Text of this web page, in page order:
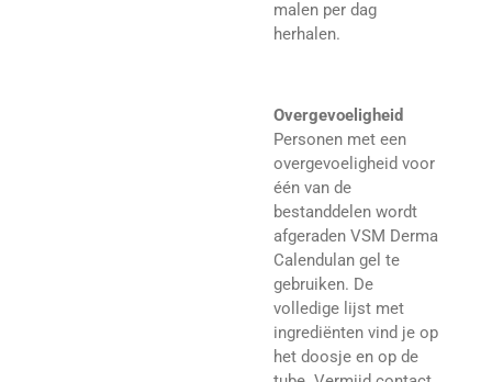
malen per dag
herhalen.
Overgevoeligheid
Personen met een
overgevoeligheid voor
één van de
bestanddelen wordt
afgeraden VSM Derma
Calendulan gel te
gebruiken. De
volledige lijst met
ingrediënten vind je op
het doosje en op de